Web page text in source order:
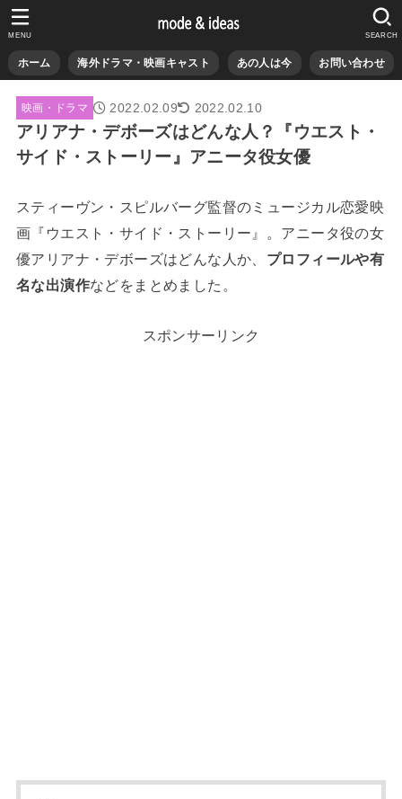
ホーム 海外ドラマ・映画キャスト あの人は今 お問い合わせ
SEARCH
MENU
映画・ドラマ 2022.02.09 2022.02.10
アリアナ・デボーズはどんな人？『ウエスト・
サイド・ストーリー』アニータ役女優
スティーヴン・スピルバーグ監督のミュージカル恋愛映
画『ウエスト・サイド・ストーリー』。アニータ役の女
優アリアナ・デボーズはどんな人か、 プロフィールや有
名な出演作などをまとめました。
スポンサーリンク